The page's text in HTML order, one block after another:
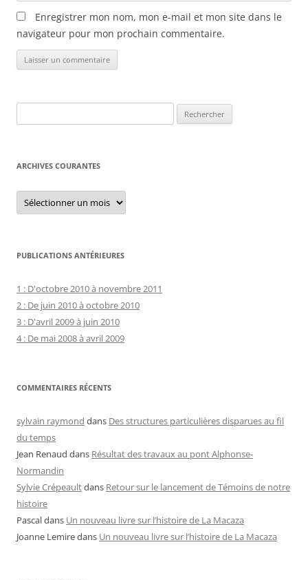
Enregistrer mon nom, mon e-mail et mon site dans le
navigateur pour mon prochain commentaire.
ARCHIVES COURANTES
Archives
courantes
PUBLICATIONS ANTÉRIEURES
1 : D'octobre 2010 à novembre 2011
2 : De juin 2010 à octobre 2010
3 : D'avril 2009 à juin 2010
4 : De mai 2008 à avril 2009
COMMENTAIRES RÉCENTS
sylvain raymond dans Des structures particulières disparues au fil
du temps
Jean Renaud dans Résultat des travaux au pont Alphonse-
Normandin
Sylvie Crépeaultdans Retour sur le lancement de Témoins de notre
histoire
Pascaldans Un nouveau livre sur l’histoire de La Macaza
Joanne Lemiredans Un nouveau livre sur l’histoire de La Macaza